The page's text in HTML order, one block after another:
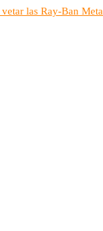
las Ray-Ban Meta